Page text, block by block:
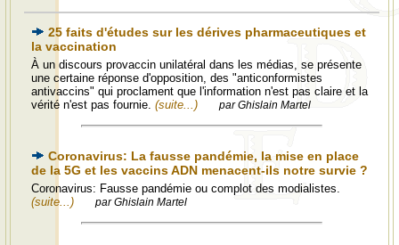
25 faits d'études sur les dérives pharmaceutiques et
la vaccination
À un discours provaccin unilatéral dans les médias, se présente
une certaine réponse d'opposition, des "anticonformistes
antivaccins" qui proclament que l'information n'est pas claire et la
vérité n'est pas fournie. (suite...) par Ghislain Martel
Coronavirus: La fausse pandémie, la mise en place
de la 5G et les vaccins ADN menacent-ils notre survie ?
Coronavirus: Fausse pandémie ou complot des modialistes.
(suite...)
par Ghislain Martel